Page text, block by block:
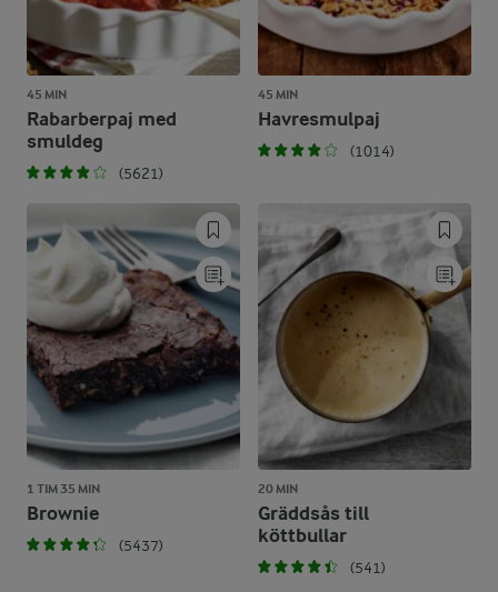
45 MIN
Rabarberpaj med
smuldeg
(5621)
45 MIN
Havresmulpaj
(1014)
1 TIM 35 MIN
Brownie
(5437)
20 MIN
Gräddsås till
köttbullar
(541)